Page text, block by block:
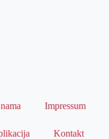
Impressum
Kontakt